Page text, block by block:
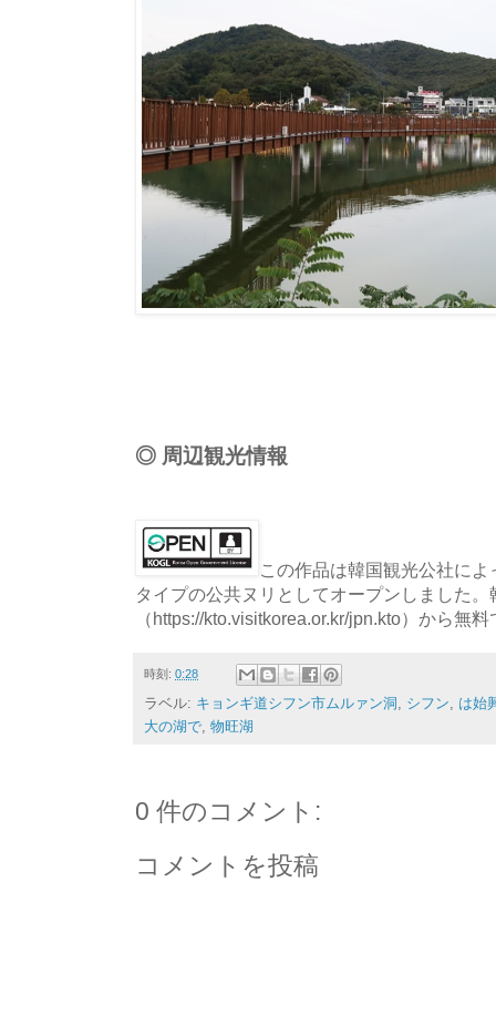
◎ 周辺観光情報
この作品は韓国観光公社に
タイプの公共ヌリとしてオープンしました。
（https://kto.visitkorea.or.kr/jpn.kto）から無
時刻: 0:28
ラベル: キョンギ道シフン市ムルァン洞, シフン, は始
大の湖で, 物旺湖
0 件のコメント:
コメントを投稿